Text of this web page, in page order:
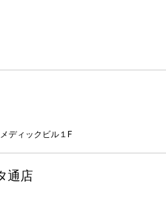
ディックビル１F
通店